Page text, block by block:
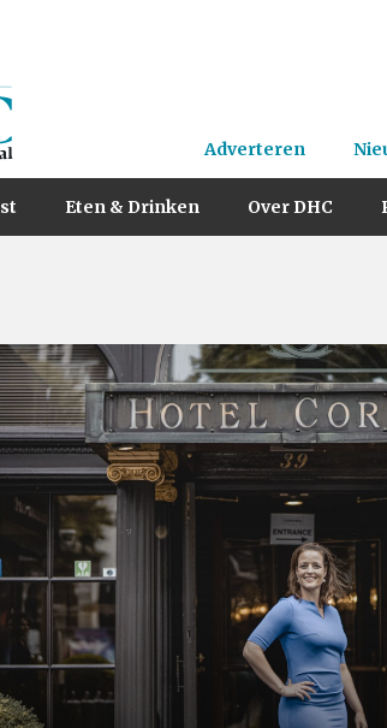
Adverteren
Eten & Drinken Over DHC